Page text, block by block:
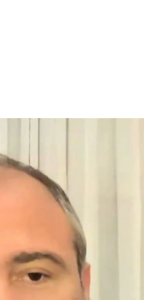
Πρώτοι για τα Τελευταία Νέα
του Βουλευτή μας!